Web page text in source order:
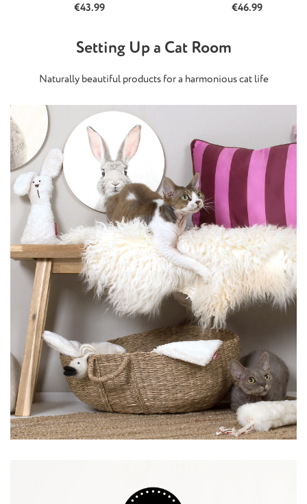
Regular price:
€43.99 Regular price:
€46.99
Setting Up a Cat Room
Naturally beautiful products for a harmonious cat life